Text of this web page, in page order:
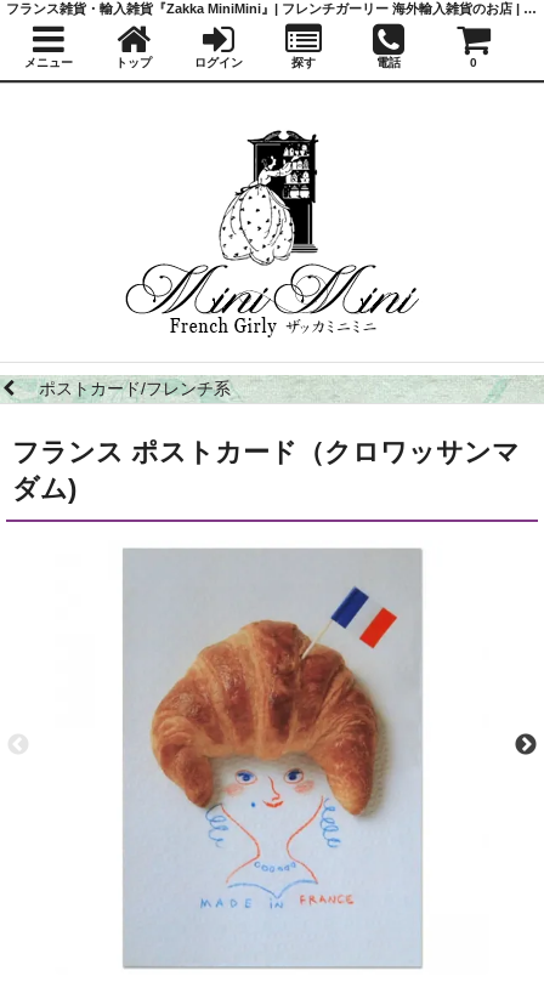
ポストカード/フレンチ系
フランス ポストカード（クロワッサンマ
ダム)
フランス雑貨・輸入雑貨『Zakka MiniMini』| フレンチガーリー 海外輸入雑貨のお店 | かわいい雑貨 | 蚤の市 | アンティーク
メニュー トップ ログイン 探す 電話 0